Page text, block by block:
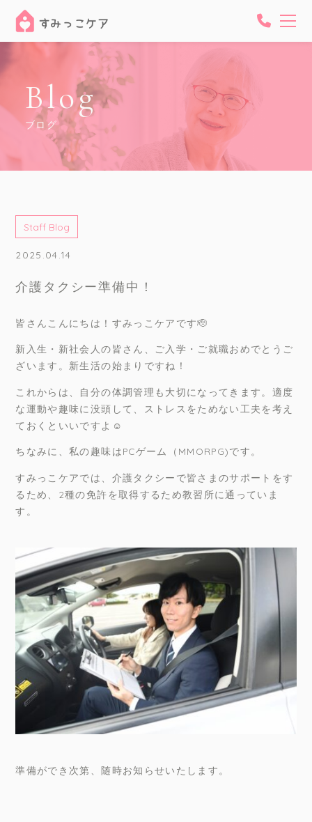
Blog
ブログ
Staff Blog
2025.04.14
介護タクシー準備中！
皆さんこんにちは！すみっこケアです🫡
新入生・新社会人の皆さん、ご入学・ご就職おめでとうご
ざいます。新生活の始まりですね！
これからは、自分の体調管理も大切になってきます。適度
な運動や趣味に没頭して、ストレスをためない工夫を考え
ておくといいですよ☺️
ちなみに、私の趣味はPCゲーム（MMORPG)です。
すみっこケアでは、介護タクシーで皆さまのサポートをす
るため、2種の免許を取得するため教習所に通っていま
す。
準備ができ次第、随時お知らせいたします。